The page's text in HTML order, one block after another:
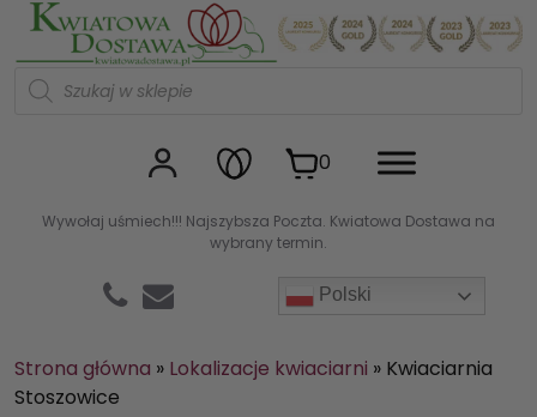
Wywołaj uśmiech!!! Najszybsza Poczta. Kwiatowa Dostawa na
wybrany termin.
Polski
Kwiaciarnia internetowa
W
d
u
k
0
Strona główna » Lokalizacje kwiaciarni » Kwiaciarnia
Stoszowice